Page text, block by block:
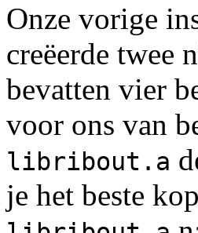
Onze vorige
creëerde twee
bevatten vier
voor ons van
libribout.a
je het beste